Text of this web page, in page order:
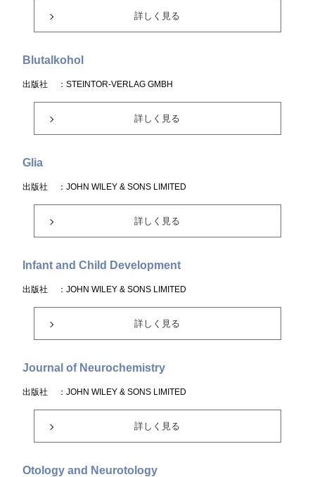
詳しく見る
Blutalkohol
出版社 ：STEINTOR-VERLAG GMBH
詳しく見る
Glia
出版社 ：JOHN WILEY & SONS LIMITED
詳しく見る
Infant and Child Development
出版社 ：JOHN WILEY & SONS LIMITED
詳しく見る
Journal of Neurochemistry
出版社 ：JOHN WILEY & SONS LIMITED
詳しく見る
Otology and Neurotology